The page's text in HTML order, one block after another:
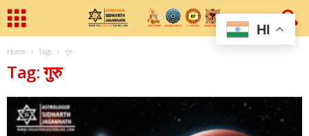
Home Tags गुरु
Tag: गुरु
HI